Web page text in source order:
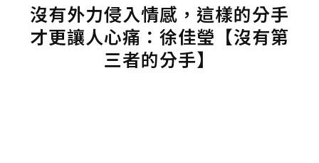
沒有外力侵入情感，這樣的分手
才更讓人心痛：徐佳瑩【沒有第
三者的分手】